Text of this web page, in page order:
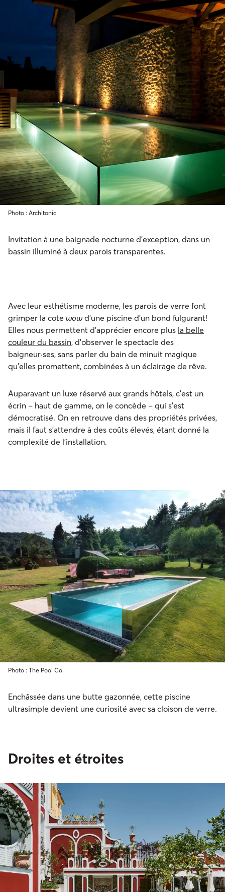
Photo : Architonic
Invitation à une baignade nocturne d’exception, dans un
bassin illuminé à deux parois transparentes.
Avec leur esthétisme moderne, les parois de verre font
grimper la cote wow d’une piscine d’un bond fulgurant!
Elles nous permettent d’apprécier encore plus la belle
couleur du bassin, d’observer le spectacle des
baigneur·ses, sans parler du bain de minuit magique
qu’elles promettent, combinées à un éclairage de rêve.
Auparavant un luxe réservé aux grands hôtels, c’est un
écrin – haut de gamme, on le concède – qui s’est
démocratisé. On en retrouve dans des propriétés privées,
mais il faut s’attendre à des coûts élevés, étant donné la
complexité de l’installation.
Photo : The Pool Co.
Enchâssée dans une butte gazonnée, cette piscine
ultrasimple devient une curiosité avec sa cloison de verre.
Droites et étroites